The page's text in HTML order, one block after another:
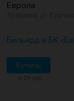
Европа
Бильярд в БК
Купить